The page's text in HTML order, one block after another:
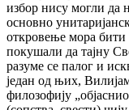
избор нису могли да
основно
откровење мора
покушали да тајну
разуме се палог и
један од њих,
филозофију